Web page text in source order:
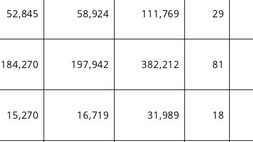
52,845 58,924 111,769 29
184,270 197,942 382,212 81
15,270 16,719 31,989 18